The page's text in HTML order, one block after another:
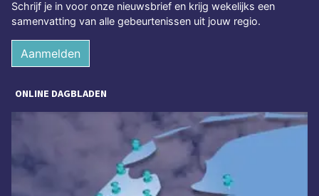
Schrijf je in voor onze nieuwsbrief en krijg wekelijks een
samenvatting van alle gebeurtenissen uit jouw regio.
Aanmelden
ONLINE DAGBLADEN